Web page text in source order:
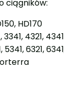
ciągników:
HD170
4321, 4341
6321,